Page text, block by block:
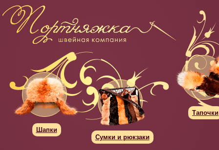
Шапки
Сумки и рюкзаки
Тапочки